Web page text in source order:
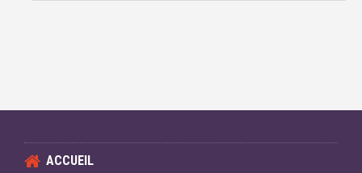
ACCUEIL